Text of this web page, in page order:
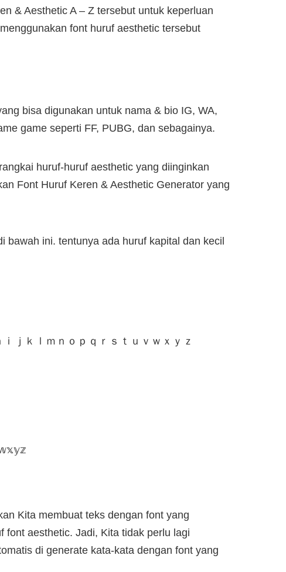
& Aesthetic A – Z tersebut untuk keperluan
font huruf aesthetic tersebut
bisa digunakan untuk nama & bio IG, WA,
game seperti FF, PUBG, dan sebagainya.
huruf-huruf aesthetic yang diinginkan
Font Huruf Keren & Aesthetic Generator yang
bawah ini. tentunya ada huruf kapital dan kecil
ｊｋｌｍｎｏｐｑｒｓｔｕｖｗｘｙｚ
Kita membuat teks dengan font yang
font aesthetic. Jadi, Kita tidak perlu lagi
di generate kata-kata dengan font yang